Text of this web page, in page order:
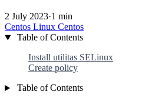
2 July 2023·1 min
Centos Linux Centos
Table of Contents
Install utilitas SELinux
Create policy
Table of Contents